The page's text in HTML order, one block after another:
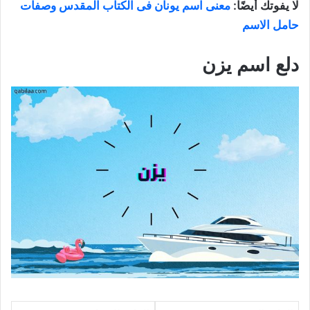
لا يفوتك أيضًا: معنى اسم يونان فى الكتاب المقدس وصفات
حامل الاسم
دلع اسم يزن